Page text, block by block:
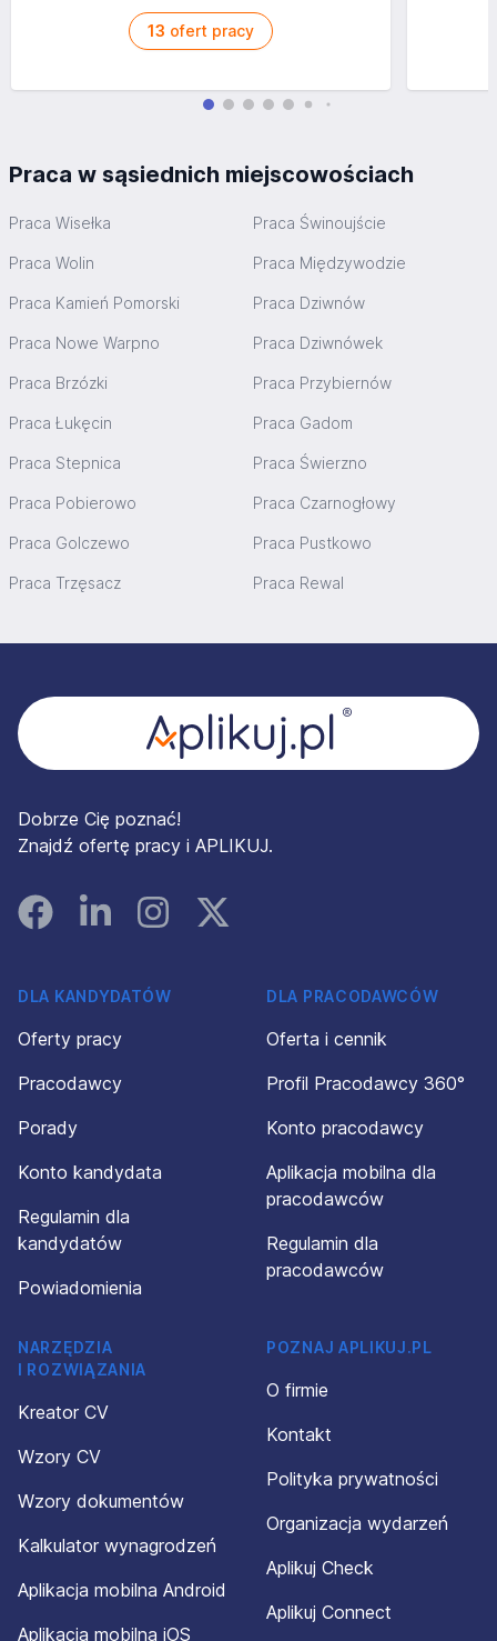
13 ofert pracy
Praca w sąsiednich miejscowościach
Praca Wisełka Praca Świnoujście
Praca Wolin Praca Międzywodzie
Praca Kamień Pomorski Praca Dziwnów
Praca Nowe Warpno Praca Dziwnówek
Praca Brzózki Praca Przybiernów
Praca Łukęcin Praca Gadom
Praca Stepnica Praca Świerzno
Praca Pobierowo Praca Czarnogłowy
Praca Golczewo Praca Pustkowo
Praca Trzęsacz Praca Rewal
Dobrze Cię poznać!
Znajdź ofertę pracy i APLIKUJ.
FacebookLinked InInstagramInstagram
DLA KANDYDATÓW
Oferty pracy
Pracodawcy
Porady
Konto kandydata
Regulamin dla
kandydatów
Powiadomienia
DLA PRACODAWCÓW
Oferta i cennik
Profil Pracodawcy 360°
Konto pracodawcy
Aplikacja mobilna dla
pracodawców
Regulamin dla
pracodawców
NARZĘDZIA
I ROZWIĄZANIA
Kreator CV
Wzory CV
Wzory dokumentów
Kalkulator wynagrodzeń
Aplikacja mobilna Android
Aplikacja mobilna iOS
POZNAJ APLIKUJ.PL
O firmie
Kontakt
Polityka prywatności
Organizacja wydarzeń
Aplikuj Check
Aplikuj Connect